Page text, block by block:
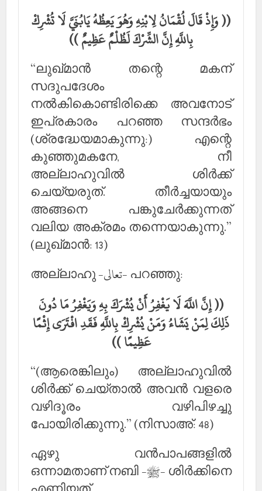
(( وَإِذْ قَالَ لُقْمَانُ لِابْنِهِ وَهُوَ يَعِظُهُ يَابُنَيَّ لَا تُشْرِكْ
بِاللَّهِ إِنَّ الشِّرْكَ لَظُلْمٌ عَظِيمٌ ))
“ലുഖ്മാന്‍ തന്റെ മകന്
സദുപദേശം
നല്‍കികൊണ്ടിരിക്കെ അവനോട്
ഇപ്രകാരം പറഞ്ഞ സന്ദര്‍ഭം
(ശ്രദ്ധേയമാകുന്നു:) എന്റെ
കുഞ്ഞുമകനേ, നീ
അല്ലാഹുവില്‍ ശിര്‍ക്ക്
ചെയ്യരുത്. തീര്‍ച്ചയായും
അങ്ങനെ പങ്കുചേര്‍ക്കുന്നത്
വലിയ അക്രമം തന്നെയാകുന്നു.”
(ലുഖ്മാന്‍: 13)
അല്ലാഹു -تعالى- പറഞ്ഞു:
(( إِنَّ اللَّهَ لَا يَغْفِرُ أَنْ يُشْرَكَ بِهِ وَيَغْفِرُ مَا دُونَ
ذَلِكَ لِمَنْ يَشَاءُ وَمَنْ يُشْرِكْ بِاللَّهِ فَقَدِ افْتَرَى إِثْمًا
عَظِيمًا ))
“(ആരെങ്കിലും) അല്ലാഹുവില്‍
ശിര്‍ക്ക് ചെയ്താല്‍ അവന്‍ വളരെ
വഴിദൂരം വഴിപിഴച്ചു
പോയിരിക്കുന്നു.” (നിസാഅ്: 48)
ഏഴു വന്‍പാപങ്ങളില്‍
ഒന്നാമതാണ് നബി -ﷺ- ശിര്‍ക്കിനെ